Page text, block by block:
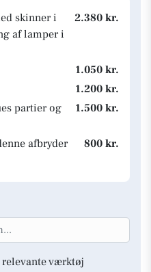
skinner i
af lamper i
2.380 kr.
1.050 kr.
1.200 kr.
partier og
1.500 kr.
afbryder
800 kr.
værktøj